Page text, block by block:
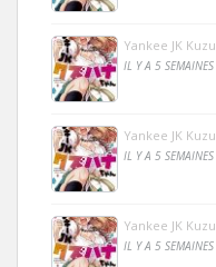
Yankee JK
IL Y A 5
Yankee JK
IL Y A 5
Yankee JK
IL Y A 5